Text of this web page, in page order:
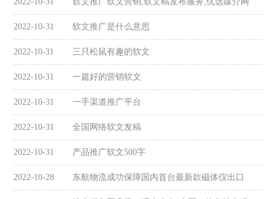
2022-10-31 软文推广是什么意思
2022-10-31 三只松鼠有趣的软文
2022-10-31 一篇好的营销软文
2022-10-31 一手渠道推广平台
2022-10-31 全国网络软文发稿
2022-10-31 产品推广软文500字
2022-10-28 东航物流成功保障国内首台最新款磁体仪出口